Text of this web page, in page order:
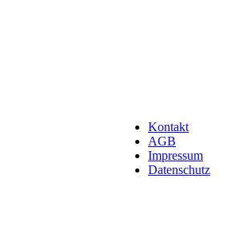
Kontakt
AGB
Impressum
Datenschutz